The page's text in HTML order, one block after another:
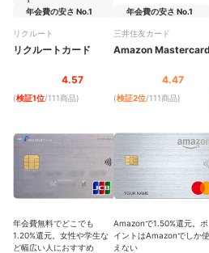
年会費の安さ No.1
リクルート
リクルートカード
4.57
(検証1位/111商品)
年会費無料でどこでも
1.20%還元。女性や学生な
ど幅広い人におすすめ
年会費の安さ No.1
三井住友カード
Amazon Mastercard
4.47
(検証2位/111商品)
Amazonで1.50%還元。ポ
イントはAmazonでしか使
えない